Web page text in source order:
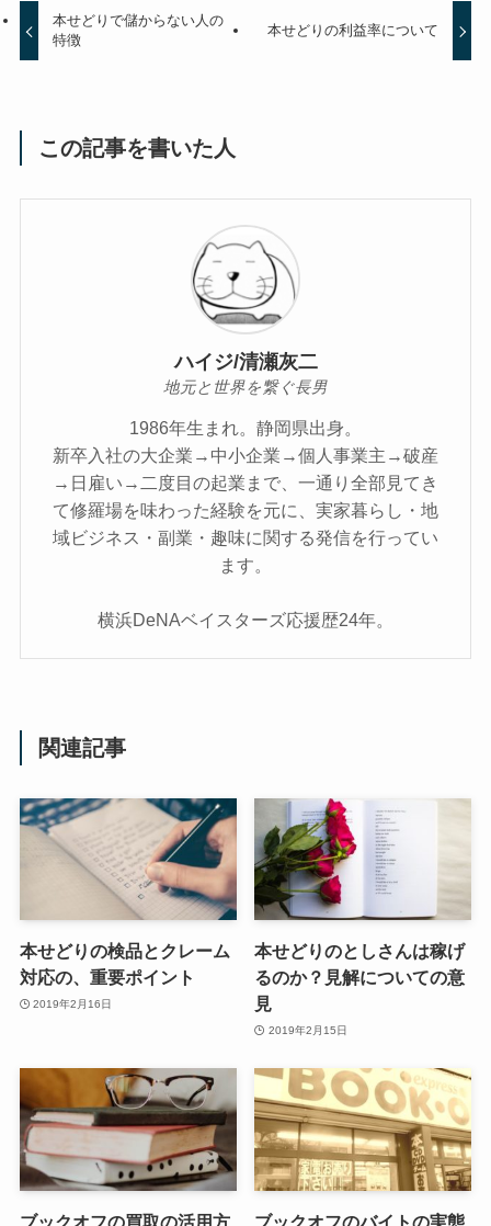
本せどりで儲からない人の
特徴
本せどりの利益率について
この記事を書いた人
ハイジ/清瀬灰二
地元と世界を繋ぐ長男
1986年生まれ。静岡県出身。
新卒入社の大企業→中小企業→個人事業主→破産
→日雇い→二度目の起業まで、一通り全部見てき
て修羅場を味わった経験を元に、実家暮らし・地
域ビジネス・副業・趣味に関する発信を行ってい
ます。
横浜DeNAベイスターズ応援歴24年。
関連記事
本せどりの検品とクレーム
対応の、重要ポイント
2019年2月16日
本せどりのとしさんは稼げ
るのか？見解についての意
見
2019年2月15日
ブックオフの買取の活用方 ブックオフのバイトの実態